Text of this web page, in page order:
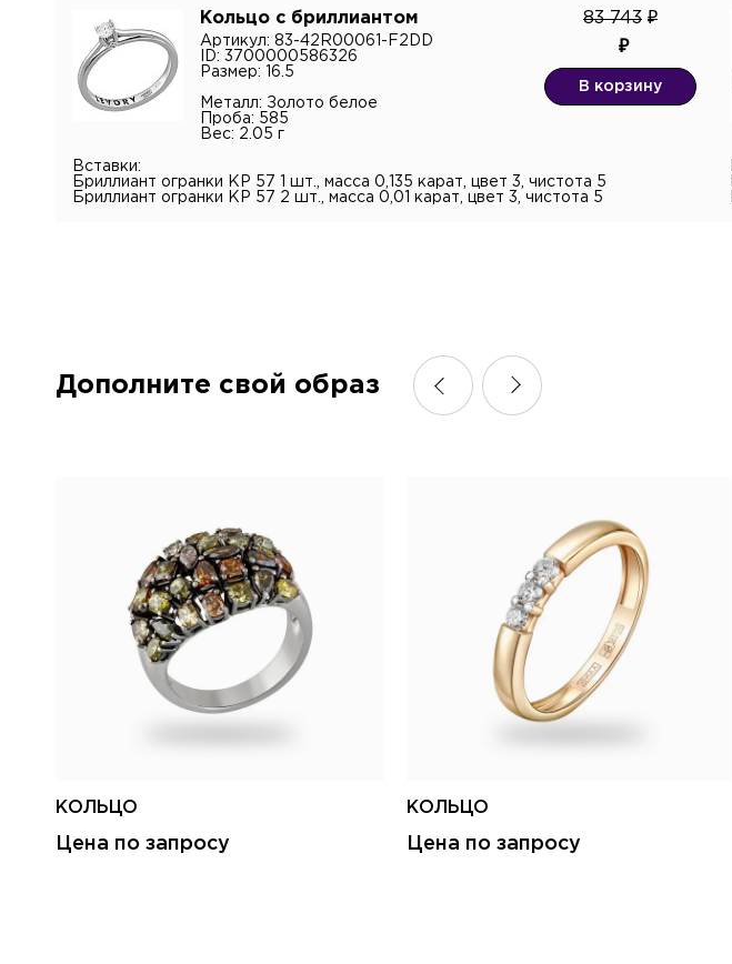
Кольцо с бриллиантом
Артикул: 83-42R00061-F2DD
ID: 3700000586326
Размер: 16.5
Металл: Золото белое
Проба: 585
Вес: 2.05 г
83 743
В корзину
Вставки:
Бриллиант огранки КР 57 1 шт., масса 0,135 карат, цвет 3, чистота 5
Бриллиант огранки КР 57 2 шт., масса 0,01 карат, цвет 3, чистота 5
Дополните свой образ
КОЛЬЦО
Цена по запросу
КОЛЬЦО
Цена по запросу